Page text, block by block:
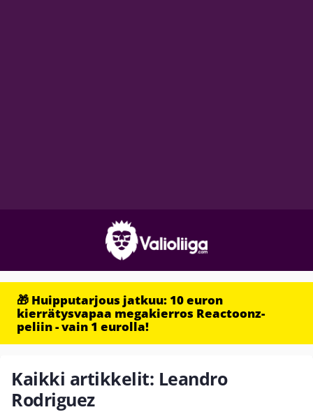
🎁 Huipputarjous jatkuu: 10 euron
kierrätysvapaa megakierros Reactoonz-
peliin - vain 1 eurolla!
Kaikki artikkelit: Leandro
Rodriguez